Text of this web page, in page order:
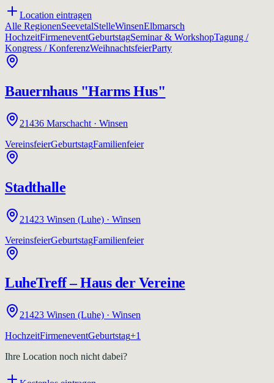
Location eintragen
Alle RegionenSeevetalStelleWinsenElbmarsch
HochzeitFirmeneventGeburtstagSeminar & WorkshopTagung /
Kongress / KonferenzWeihnachtsfeierParty
Bauernhaus "Harms Hus"
21436 Marschacht · Winsen
VereinsfeierGeburtstagFamilienfeier
Stadthalle
21423 Winsen (Luhe) · Winsen
VereinsfeierGeburtstagFamilienfeier
LuheTreff – Haus der Vereine
21423 Winsen (Luhe) · Winsen
HochzeitFirmeneventGeburtstag+1
Ihre Location noch nicht dabei?